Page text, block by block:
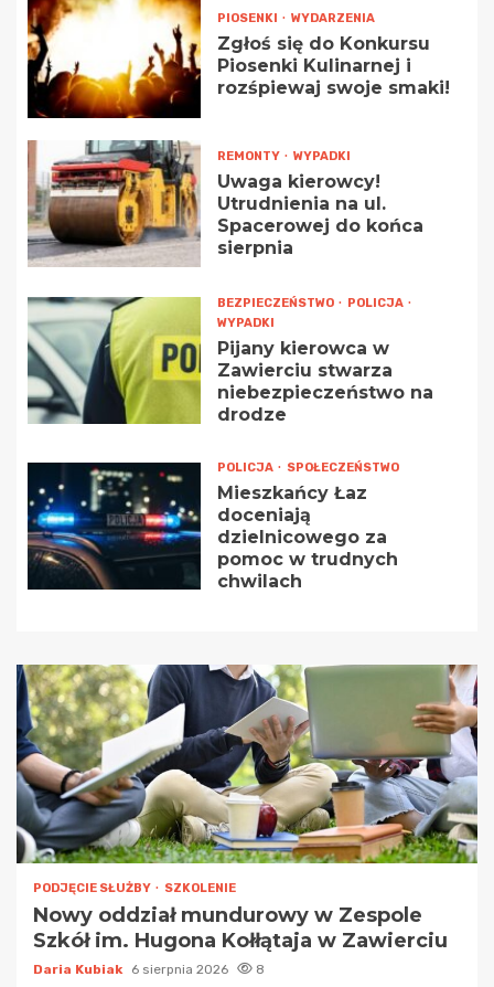
PIOSENKI WYDARZENIA
Zgłoś się do Konkursu
Piosenki Kulinarnej i
rozśpiewaj swoje smaki!
REMONTY WYPADKI
Uwaga kierowcy!
Utrudnienia na ul.
Spacerowej do końca
sierpnia
BEZPIECZEŃSTWO
POLICJA
WYPADKI
Pijany kierowca w
Zawierciu stwarza
niebezpieczeństwo na
drodze
POLICJA SPOŁECZEŃSTWO
Mieszkańcy Łaz
doceniają
dzielnicowego za
pomoc w trudnych
chwilach
PODJĘCIE SŁUŻBY SZKOLENIE
Nowy oddział mundurowy w Zespole
Szkół im. Hugona Kołłątaja w Zawierciu
Daria Kubiak 6 sierpnia 2026 8